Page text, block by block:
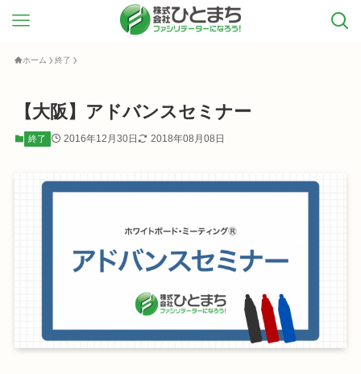
ホーム 終了
【大阪】アドバンスセミナー
終了 2016年12月30日 2018年08月08日